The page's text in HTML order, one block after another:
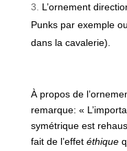
L’ornement
Punks par exemple
dans la cavalerie).
À propos de
remarque: «
symétrique est
fait de l’effet éthique